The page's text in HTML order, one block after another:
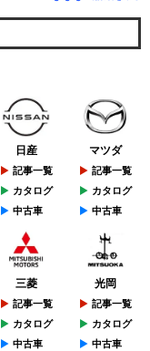
日産
記事一覧
カタログ
中古車
マツダ
記事一覧
カタログ
中古車
三菱
記事一覧
カタログ
中古車
光岡
記事一覧
カタログ
中古車